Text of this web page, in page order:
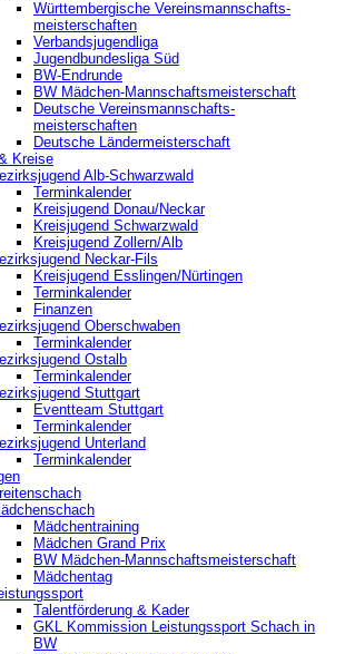
Württembergische Vereinsmannschafts-
meisterschaften
Verbandsjugendliga
Jugendbundesliga Süd
BW-Endrunde
BW Mädchen-Mannschaftsmeisterschaft
Deutsche Vereinsmannschafts-
meisterschaften
Deutsche Ländermeisterschaft
Kreise
Alb-Schwarzwald
Terminkalender
Kreisjugend Donau/Neckar
Kreisjugend Schwarzwald
Kreisjugend Zollern/Alb
Neckar-Fils
Kreisjugend ‎Esslingen/Nürtingen
Terminkalender
Finanzen
Oberschwaben
Terminkalender
Ostalb
Terminkalender
Stuttgart
‎Eventteam Stuttgart
Terminkalender
Unterland
Terminkalender
Mädchentraining
Mädchen Grand Prix
BW Mädchen-Mannschaftsmeisterschaft
Mädchentag
Talentförderung & Kader
GKL Kommission Leistungssport Schach in
BW